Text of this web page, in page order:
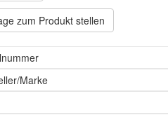
zum Produkt stellen
Marke